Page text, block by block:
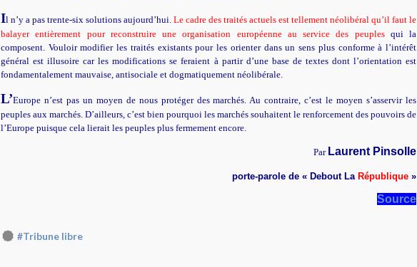
Il n’y a pas trente-six solutions aujourd’hui. Le cadre des traités actuels est tellement néolibéral qu’il faut le
balayer entièrement pour reconstruire une organisation européenne au service des peuplesqui la
composent. Vouloir modifier les traités existants pour les orienter dans un sens plus conforme à l’intérêt
général est illusoire car les modifications se feraient à partir d’une base de textes dont l’orientation est
fondamentalement mauvaise, antisociale et dogmatiquement néolibérale.
L’Europe n’est pas un moyen de nous protéger des marchés. Au contraire, c’est le moyen s’asservir les
peuples aux marchés. D’ailleurs, c’est bien pourquoi les marchés souhaitent le renforcement des pouvoirs de
l’Europe puisque cela lierait les peuples plus fermement encore.
Par Laurent Pinsolle
porte-parole de « Debout La République »
Source
#Tribune libre